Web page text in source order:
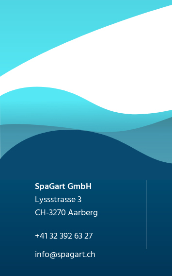
SpaGart GmbH
Lyssstrasse 3
CH-3270 Aarberg
+41 32 392 63 27
nf
sp g rtch